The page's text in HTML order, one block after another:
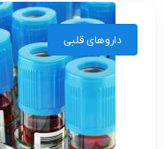
داروهای قلبی